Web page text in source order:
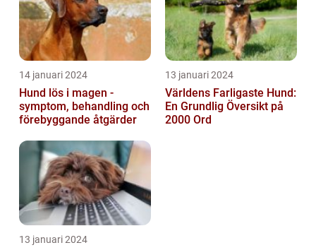
14 januari 2024
Hund lös i magen -
symptom, behandling och
förebyggande åtgärder
13 januari 2024
Världens Farligaste Hund:
En Grundlig Översikt på
2000 Ord
13 januari 2024